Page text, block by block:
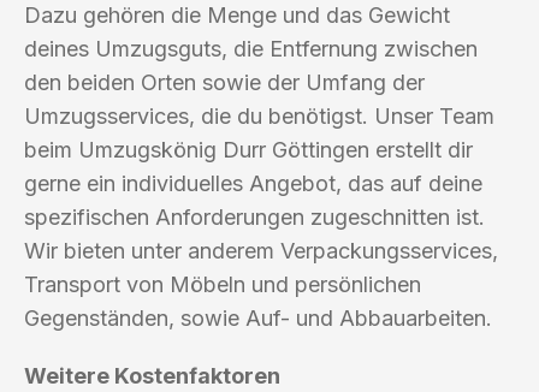
Dazu gehören die Menge und das Gewicht
deines Umzugsguts, die Entfernung zwischen
den beiden Orten sowie der Umfang der
Umzugsservices, die du benötigst. Unser Team
beim Umzugskönig Durr Göttingen erstellt dir
gerne ein individuelles Angebot, das auf deine
spezifischen Anforderungen zugeschnitten ist.
Wir bieten unter anderem Verpackungsservices,
Transport von Möbeln und persönlichen
Gegenständen, sowie Auf- und Abbauarbeiten.
Weitere Kostenfaktoren